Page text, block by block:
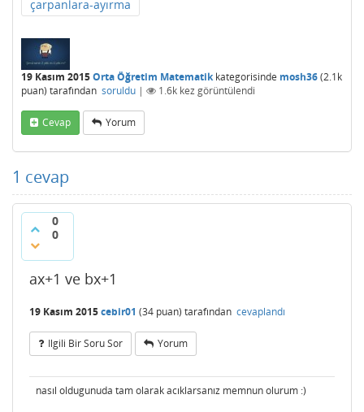
çarpanlara-ayırma
19 Kasım 2015Orta Öğretim Matematikkategorisinde mosh36(2.1k
puan) tarafından soruldu | 1.6k kez görüntülendi
Cevap Yorum
1 cevap
0
0
ax+1 ve bx+1
19 Kasım 2015cebir01 (34 puan) tarafından cevaplandı
Ilgili Bir Soru Sor Yorum
nasıl oldugunuda tam olarak acıklarsanız memnun olurum :)